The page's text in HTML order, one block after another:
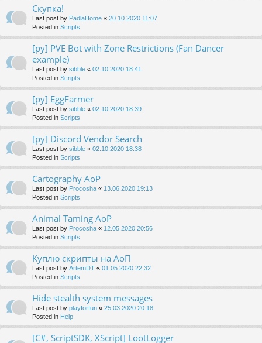
Скупка!
Last post by PadlaHome « 20.10.2020 11:07
Posted in Scripts
[py] PVE Bot with Zone Restrictions (Fan Dancer
example)
Last post by sibble « 02.10.2020 18:41
Posted in Scripts
[py] EggFarmer
Last post by sibble « 02.10.2020 18:39
Posted in Scripts
[py] Discord Vendor Search
Last post by sibble « 02.10.2020 18:38
Posted in Scripts
Cartography AoP
Last post by Procosha « 13.06.2020 19:13
Posted in Scripts
Animal Taming AoP
Last post by Procosha « 12.05.2020 20:56
Posted in Scripts
Куплю скрипты на АоП
Last post by ArtemDT « 01.05.2020 22:32
Posted in Scripts
Hide stealth system messages
Last post by playforfun « 25.03.2020 20:18
Posted in Help
[C#, ScriptSDK, XScript] LootLogger